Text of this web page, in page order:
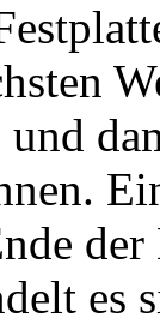
es